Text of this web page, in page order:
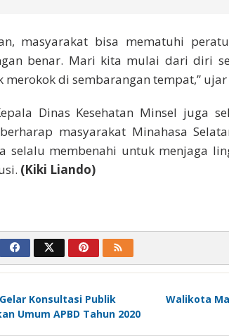
masyarakat bisa mematuhi
benar. Mari kita mulai dari diri
di sembarangan tempat,” ujar
Dinas Kesehatan Minsel juga
masyarakat Minahasa
selalu membenahi untuk menjaga
(Kiki Liando)
Konsultasi Publik
Umum APBD Tahun 2020
Walikota